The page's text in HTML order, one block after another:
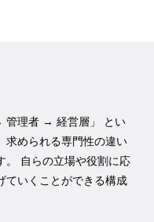
管理者 → 経営層」 とい
求められる専門性の違い
。 自らの立場や役割に応
ていくことができる構成